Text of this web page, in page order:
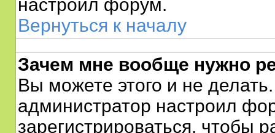
настроил форум.
Вернуться к началу
Зачем мне вообще нужно
Вы можете этого и не делать.
администратор настроил
зарегистрироваться, чтобы